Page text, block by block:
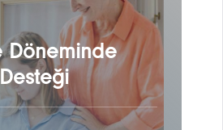
Döneminde